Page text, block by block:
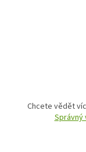
Chcete vědět
Správný